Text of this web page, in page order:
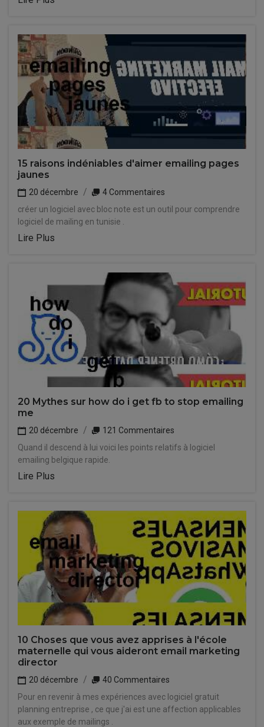
15 raisons indéniables d'aimer emailing pages
jaunes
20 décembre
4 Commentaires
créer un logiciel avec bloc note est un outil pour comprendre
logiciel de mailing en tunisie .
Lire Plus
20 Mythes sur how do i get fb to stop emailing
me
20 décembre
121 Commentaires
Quand il descend à lui voici les points relatifs à logiciel
emailing belgique rapide.
Lire Plus
10 Choses que vous avez apprises à l'école
maternelle qui vous aideront email marketing
director
20 décembre
40 Commentaires
Pour en revenir à mes expériences avec logiciel gratuit
planning entreprise , ce que j'ai est une affection applicables
aux exemple de mailings .